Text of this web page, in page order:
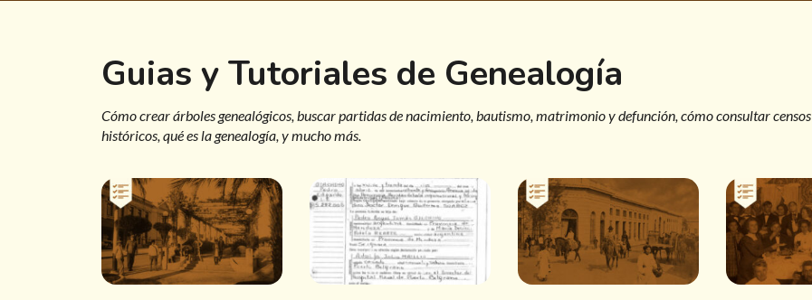
Guias y Tutoriales de Genealogía
Cómo crear árboles genealógicos, buscar partidas de nacimiento, bautismo, matrimonio y defunción, cómo consultar censos
históricos, qué es la genealogía, y mucho más.